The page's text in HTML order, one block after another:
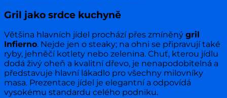
Gril jako srdce kuchyně
Většina hlavních jídel prochází přes zmíněný gril
Infierno. Nejde jen o steaky; na ohni se připravují také
ryby, jehněčí kotlety nebo zelenina. Chuť, kterou jídlu
dodá živý oheň a kvalitní dřevo, je nenapodobitelná a
představuje hlavní lákadlo pro všechny milovníky
masa. Prezentace jídel je elegantní a odpovídá
vysokému standardu celého podniku.